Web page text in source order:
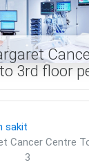
3rd floor
sakit
Cancer Centre
3